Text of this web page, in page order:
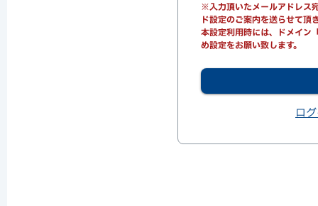
※入力頂いたメールアドレス
ド設定のご案内を送らせて頂
本設定利用時には、ドメイン
め設定をお願い致します。
ロ